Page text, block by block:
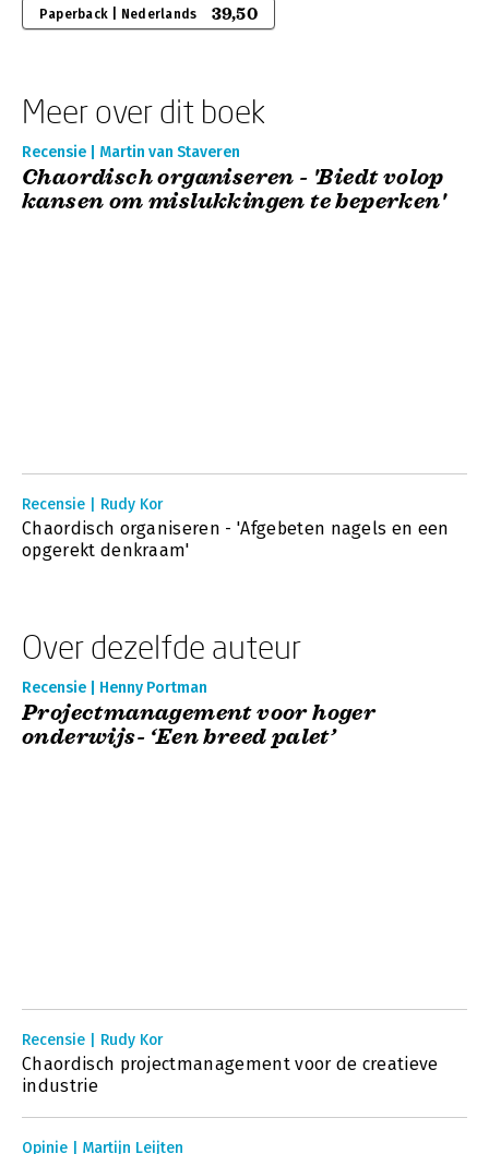
Paperback | Nederlands 39,50
Meer over dit boek
Recensie | Martin van Staveren
Chaordisch organiseren - 'Biedt volop
kansen om mislukkingen te beperken'
Recensie | Rudy Kor
Chaordisch organiseren - 'Afgebeten nagels en een
opgerekt denkraam'
Over dezelfde auteur
Recensie | Henny Portman
Projectmanagement voor hoger
onderwijs- ‘Een breed palet’
Recensie | Rudy Kor
Chaordisch projectmanagement voor de creatieve
industrie
Opinie | Martijn Leijten